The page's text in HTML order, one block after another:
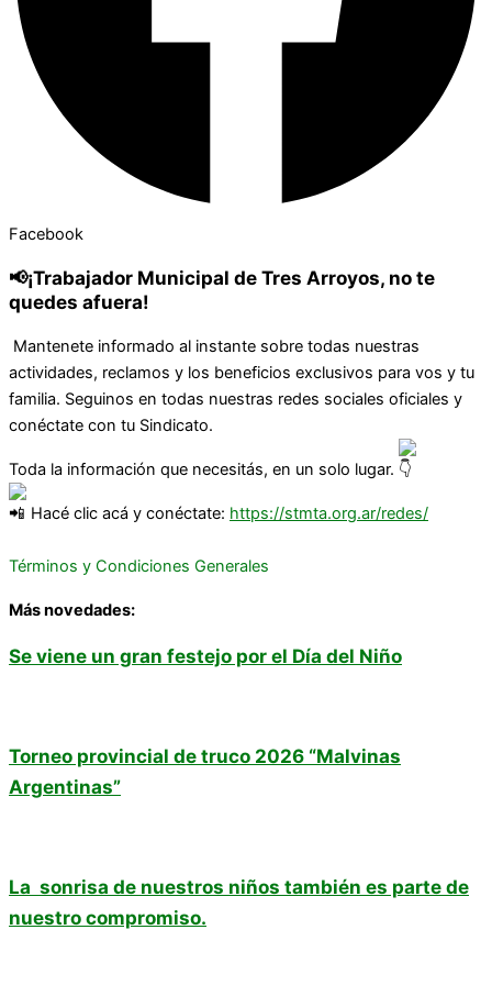
Facebook
📢¡Trabajador Municipal de Tres Arroyos, no te
quedes afuera!
Mantenete informado al instante sobre todas nuestras
actividades, reclamos y los beneficios exclusivos para vos y tu
familia. Seguinos en todas nuestras redes sociales oficiales y
conéctate con tu Sindicato.
Toda la información que necesitás, en un solo lugar.
Hacé clic acá y conéctate: https://stmta.org.ar/redes/
Términos y Condiciones Generales
Más novedades:
Se viene un gran festejo por el Día del Niño
Torneo provincial de truco 2026 “Malvinas
Argentinas”
La sonrisa de nuestros niños también es parte de
nuestro compromiso.